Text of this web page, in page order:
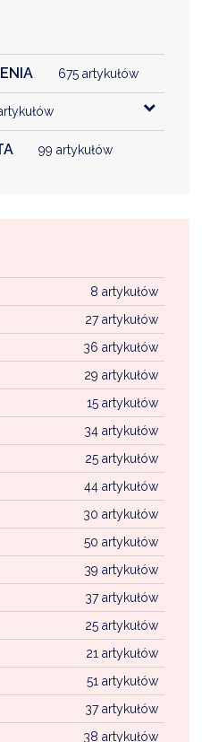
675 artykułów
99 artykułów
8 artykułów
27 artykułów
36 artykułów
29 artykułów
15 artykułów
34 artykułów
25 artykułów
44 artykułów
30 artykułów
50 artykułów
39 artykułów
37 artykułów
25 artykułów
21 artykułów
51 artykułów
37 artykułów
38 artykułów